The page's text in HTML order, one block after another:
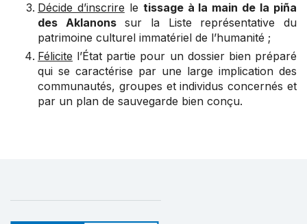
Décide d’inscrire le tissage à la main de la piña
des Aklanonssur la Liste représentative du
patrimoine culturel immatériel de l’humanité ;
Félicite l’État partie pour un dossier bien préparé
qui se caractérise par une large implication des
communautés, groupes et individus concernés et
par un plan de sauvegarde bien conçu.